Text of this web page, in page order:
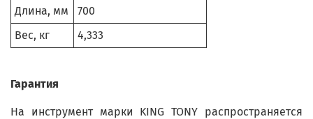
Длина, мм
700
Вес, кг
4,333
Гарантия
На инструмент марки KING TONY распространяется